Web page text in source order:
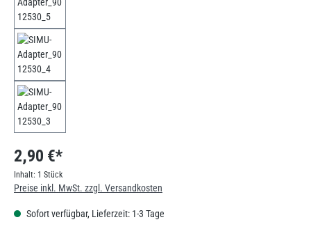
2,90 €*
Inhalt: 1 Stück
Preise inkl. MwSt. zzgl. Versandkosten
Sofort verfügbar, Lieferzeit: 1-3 Tage